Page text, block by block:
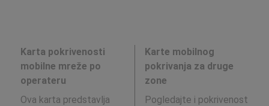
Karta pokrivenosti
mobilne mreže po
operateru
Ova karta predstavlja
Karte mobilnog
pokrivanja za druge
zone
Pogledajte i pokrivenost